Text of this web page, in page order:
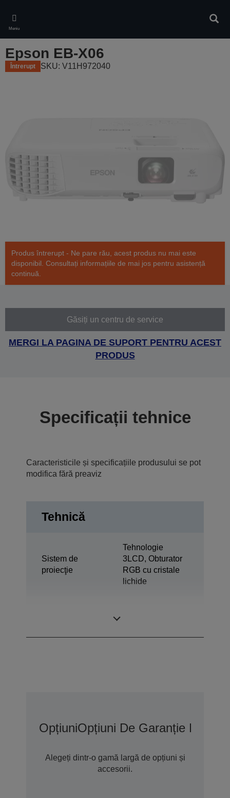
main
content
Meniu
Epson EB-X06
Întrerupt SKU: V11H972040
Produs întrerupt - Ne pare rău, acest produs nu mai este
disponibil. Consultați informațiile de mai jos pentru asistență
continuă.
Găsiți un centru de service
MERGI LA PAGINA DE SUPORT PENTRU ACEST
PRODUS
Specificații tehnice
Caracteristicile și specificațiile produsului se pot
modifica fără preaviz
Tehnică
Sistem de
proiecţie
Tehnologie
3LCD, Obturator
RGB cu cristale
lichide
OpțiuniOpțiuni De Garanție
Alegeți dintr-o gamă largă de opțiuni și
accesorii.